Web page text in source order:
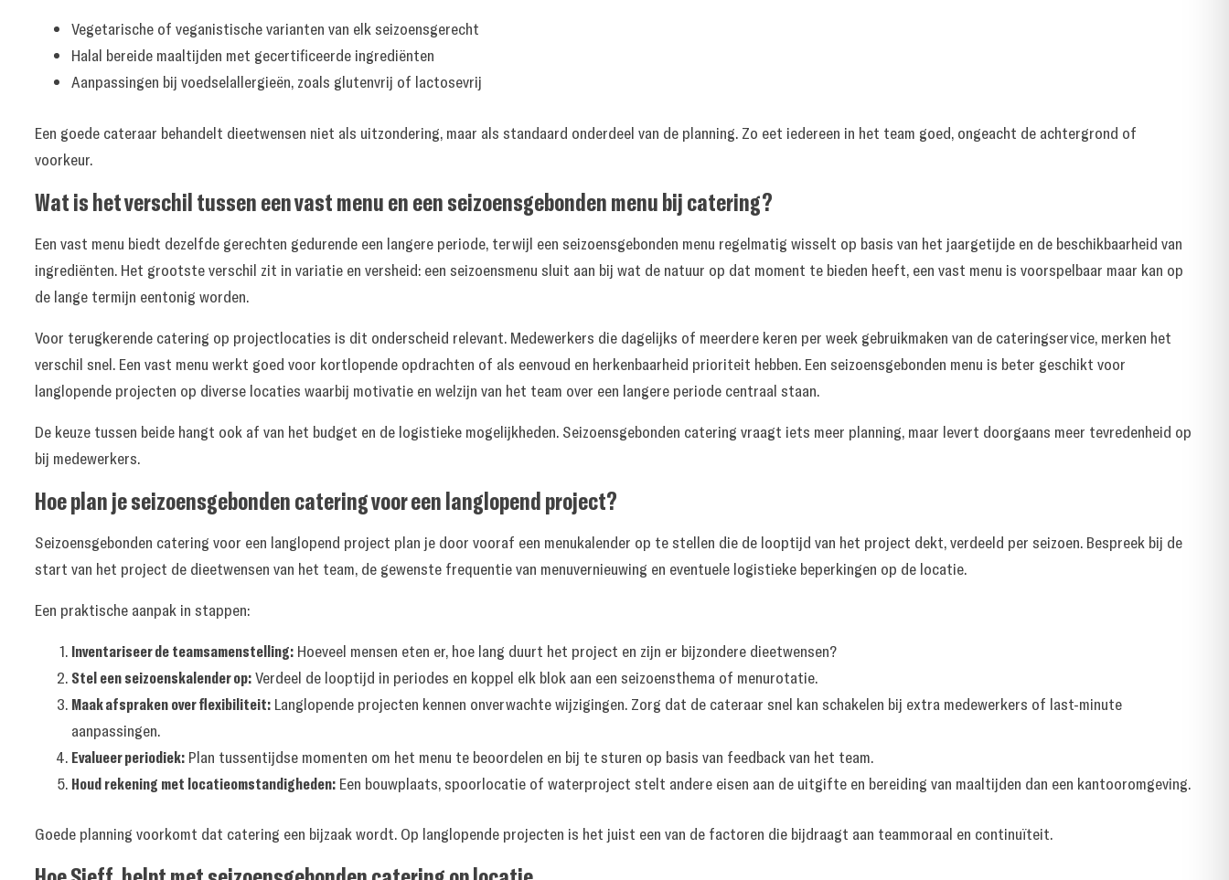
Vegetarische of veganistische varianten van elk seizoensgerecht
Halal bereide maaltijden met gecertificeerde ingrediënten
Aanpassingen bij voedselallergieën, zoals glutenvrij of lactosevrij
Een goede cateraar behandelt dieetwensen niet als uitzondering, maar als standaard onderdeel van de planning. Zo eet iedereen in het team goed, ongeacht de achtergrond of
voorkeur.
Wat is het verschil tussen een vast menu en een seizoensgebonden menu bij catering?
Een vast menu biedt dezelfde gerechten gedurende een langere periode, terwijl een seizoensgebonden menu regelmatig wisselt op basis van het jaargetijde en de beschikbaarheid van
ingrediënten. Het grootste verschil zit in variatie en versheid: een seizoensmenu sluit aan bij wat de natuur op dat moment te bieden heeft, een vast menu is voorspelbaar maar kan op
de lange termijn eentonig worden.
Voor terugkerende catering op projectlocaties is dit onderscheid relevant. Medewerkers die dagelijks of meerdere keren per week gebruikmaken van de cateringservice, merken het
verschil snel. Een vast menu werkt goed voor kortlopende opdrachten of als eenvoud en herkenbaarheid prioriteit hebben. Een seizoensgebonden menu is beter geschikt voor
langlopende projecten op diverse locaties waarbij motivatie en welzijn van het team over een langere periode centraal staan.
De keuze tussen beide hangt ook af van het budget en de logistieke mogelijkheden. Seizoensgebonden catering vraagt iets meer planning, maar levert doorgaans meer tevredenheid op
bij medewerkers.
Hoe plan je seizoensgebonden catering voor een langlopend project?
Seizoensgebonden catering voor een langlopend project plan je door vooraf een menukalender op te stellen die de looptijd van het project dekt, verdeeld per seizoen. Bespreek bij de
start van het project de dieetwensen van het team, de gewenste frequentie van menuvernieuwing en eventuele logistieke beperkingen op de locatie.
Een praktische aanpak in stappen:
Inventariseer de teamsamenstelling: Hoeveel mensen eten er, hoe lang duurt het project en zijn er bijzondere dieetwensen?
Stel een seizoenskalender op:Verdeel de looptijd in periodes en koppel elk blok aan een seizoensthema of menurotatie.
Maak afspraken over flexibiliteit: Langlopende projecten kennen onverwachte wijzigingen. Zorg dat de cateraar snel kan schakelen bij extra medewerkers of last-minute
aanpassingen.
Evalueer periodiek: Plan tussentijdse momenten om het menu te beoordelen en bij te sturen op basis van feedback van het team.
Houd rekening met locatieomstandigheden: Een bouwplaats, spoorlocatie of waterproject stelt andere eisen aan de uitgifte en bereiding van maaltijden dan een kantooromgeving.
Goede planning voorkomt dat catering een bijzaak wordt. Op langlopende projecten is het juist een van de factoren die bijdraagt aan teammoraal en continuïteit.